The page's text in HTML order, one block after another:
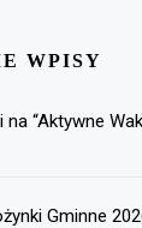
WPISY
“Aktywne
Gminne